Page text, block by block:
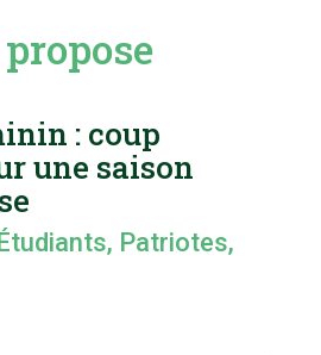
: coup
une saison
, Patriotes,